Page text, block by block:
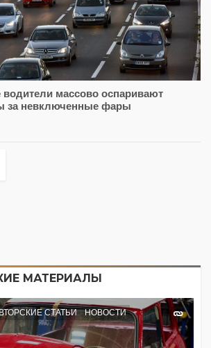
массово оспаривают
за невключенные фары
МАТЕРИАЛЫ
СТАТЬИ НОВОСТИ